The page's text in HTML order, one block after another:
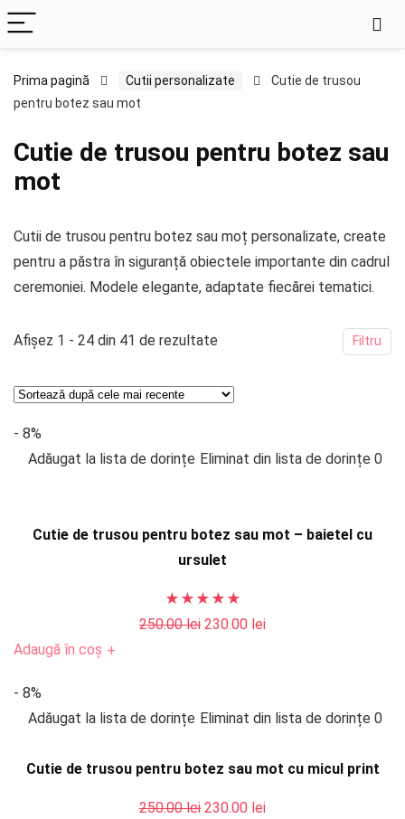
Prima pagină Cutii personalizate
Cutie de trusou
pentru botez sau mot
Cutie de trusou pentru botez sau
mot
Cutii de trusou pentru botez sau moț personalizate, create
pentru a păstra în siguranță obiectele importante din cadrul
ceremoniei. Modele elegante, adaptate fiecărei tematici.
Filtru
Afișez 1 - 24 din 41 de rezultate
cele
- 8%
Adăugat la lista de dorințe Eliminat din lista de dorințe 0
Cutie de trusou pentru botez sau mot – baietel cu
ursulet
★ ★ ★ ★ ★
250.00lei Prețul
250.00 lei.
230.00 leiPrețul
Adaugă în coș +
- 8%
Adăugat la lista de dorințe Eliminat din lista de dorințe 0
Cutie de trusou pentru botez sau mot cu micul print
250.00lei Prețul
230.00 leiPrețul